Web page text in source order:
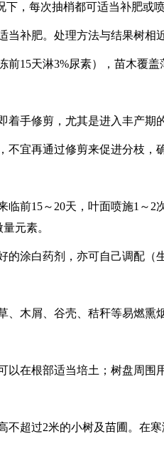
下，每次抽梢都可适当补肥或
当补肥。处理方法与结果树相
前15天淋3%尿素），苗木覆盖
着手修剪，尤其是进入丰产期
不宜再通过修剪来促进分枝，
临前15～20天，叶面喷施1～
元素。
的涂白药剂，亦可自己调配（
、木屑、谷壳、秸秆等易燃熏
以在根部适当培土；树盘周围
不超过2米的小树及苗圃。在